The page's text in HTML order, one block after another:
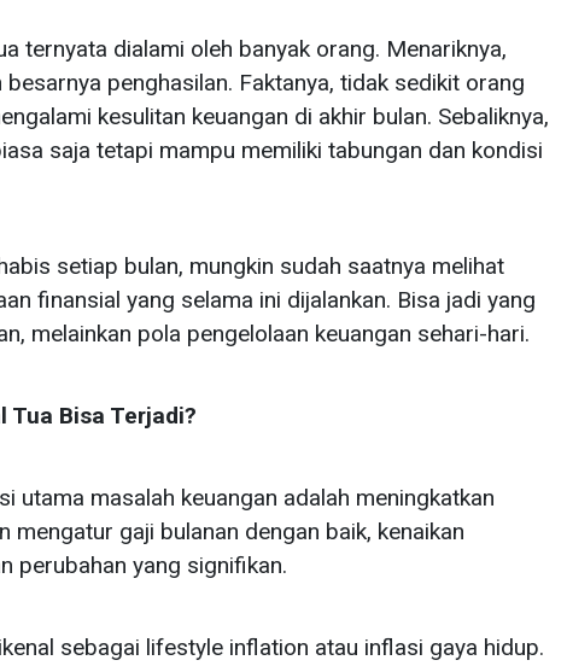
ternyata dialami oleh banyak orang. Menariknya,
penghasilan. Faktanya, tidak sedikit orang
kesulitan keuangan di akhir bulan. Sebaliknya,
saja tetapi mampu memiliki tabungan dan kondisi
setiap bulan, mungkin sudah saatnya melihat
finansial yang selama ini dijalankan. Bisa jadi yang
melainkan pola pengelolaan keuangan sehari-hari.
Tua Bisa Terjadi?
utama masalah keuangan adalah meningkatkan
mengatur gaji bulanan dengan baik, kenaikan
perubahan yang signifikan.
sebagai lifestyle inflation atau inflasi gaya hidup.